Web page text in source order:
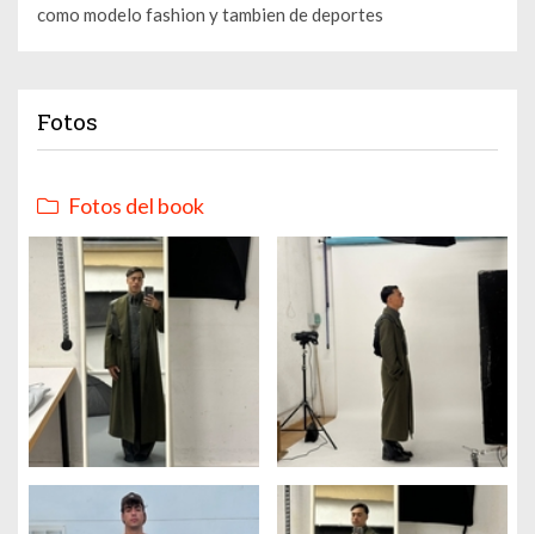
como modelo fashion y tambien de deportes
Fotos
Fotos del book